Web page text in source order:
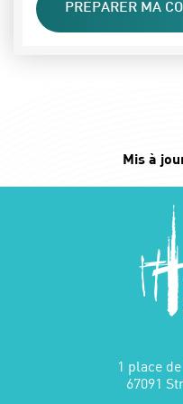
PRÉPARER MA
Mis à
1 place
67091